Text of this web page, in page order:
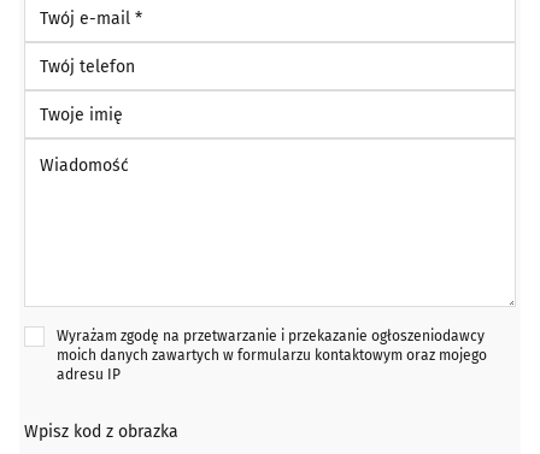
Wyrażam zgodę na przetwarzanie i przekazanie ogłoszeniodawcy
moich danych zawartych w formularzu kontaktowym oraz mojego
adresu IP
Wpisz kod z obrazka